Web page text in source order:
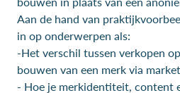
Aan de hand van
in op onderwerpen als:
-Het verschil tussen verkopen
bouwen van een merk via
- Hoe je merkidentiteit, content